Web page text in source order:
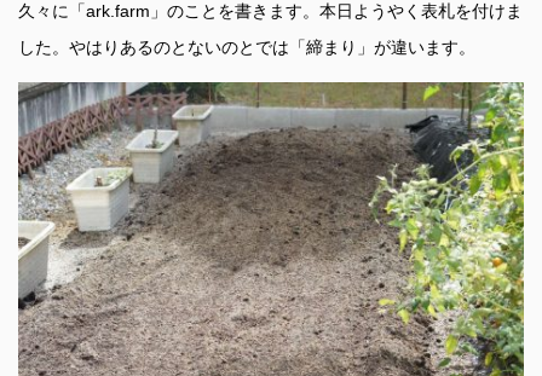
久々に「ark.farm」のことを書きます。本日ようやく表札を付けま
した。やはりあるのとないのとでは「締まり」が違います。